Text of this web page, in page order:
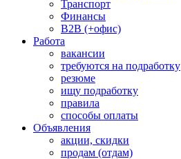
Транспорт
Финансы
B2B (+офис)
Работа
вакансии
требуются на подработку
резюме
ищу подработку
правила
способы оплаты
Объявления
акции, скидки
продам (отдам)